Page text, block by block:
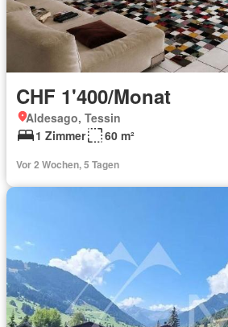
CHF 1'400/Monat
Aldesago, Tessin
1 Zimmer
60 m²
Vor 2 Wochen, 5 Tagen